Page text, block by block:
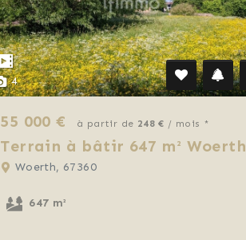
4
55 000 € à partir de 248 € / mois *
Terrain à bâtir 647 m² Woerth
Woerth, 67360
647 m²